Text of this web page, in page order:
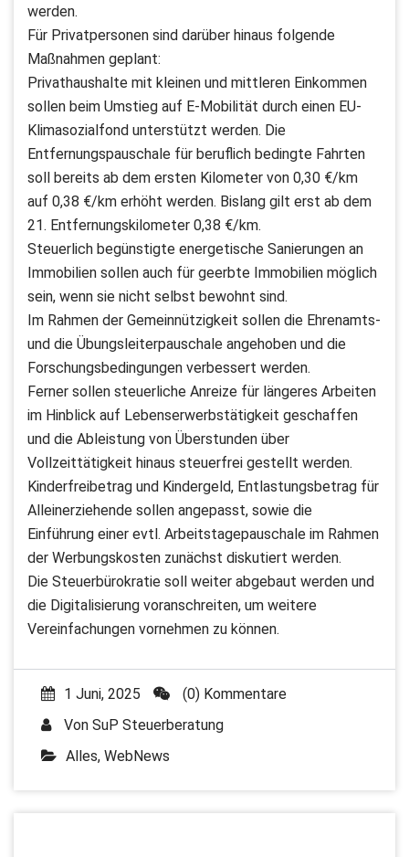
werden.
Für Privatpersonen sind darüber hinaus folgende
Maßnahmen geplant:
Privathaushalte mit kleinen und mittleren Einkommen
sollen beim Umstieg auf E-Mobilität durch einen EU-
Klimasozialfond unterstützt werden. Die
Entfernungspauschale für beruflich bedingte Fahrten
soll bereits ab dem ersten Kilometer von 0,30 €/km
auf 0,38 €/km erhöht werden. Bislang gilt erst ab dem
21. Entfernungskilometer 0,38 €/km.
Steuerlich begünstigte energetische Sanierungen an
Immobilien sollen auch für geerbte Immobilien möglich
sein, wenn sie nicht selbst bewohnt sind.
Im Rahmen der Gemeinnützigkeit sollen die Ehrenamts-
und die Übungsleiterpauschale angehoben und die
Forschungsbedingungen verbessert werden.
Ferner sollen steuerliche Anreize für längeres Arbeiten
im Hinblick auf Lebenserwerbstätigkeit geschaffen
und die Ableistung von Überstunden über
Vollzeittätigkeit hinaus steuerfrei gestellt werden.
Kinderfreibetrag und Kindergeld, Entlastungsbetrag für
Alleinerziehende sollen angepasst, sowie die
Einführung einer evtl. Arbeitstagepauschale im Rahmen
der Werbungskosten zunächst diskutiert werden.
Die Steuerbürokratie soll weiter abgebaut werden und
die Digitalisierung voranschreiten, um weitere
Vereinfachungen vornehmen zu können.
1 Juni, 2025
(0) Kommentare
Von SuP Steuerberatung
Alles, WebNews